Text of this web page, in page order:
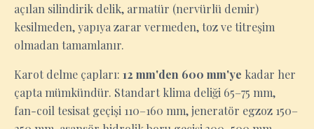
açılan silindirik delik, armatür (nervürlü demir)
kesilmeden, yapıya zarar vermeden, toz ve titreşim
olmadan tamamlanır.
Karot delme çapları: 12 mm'den 600 mm'ye kadar her
çapta mümkündür. Standart klima deliği 65–75 mm,
fan-coil tesisat geçişi 110–160 mm, jeneratör egzoz 150–